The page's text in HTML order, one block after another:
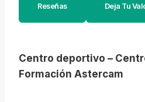
Reseñas Deja Tu
Centro deportivo –
Formación Astercam